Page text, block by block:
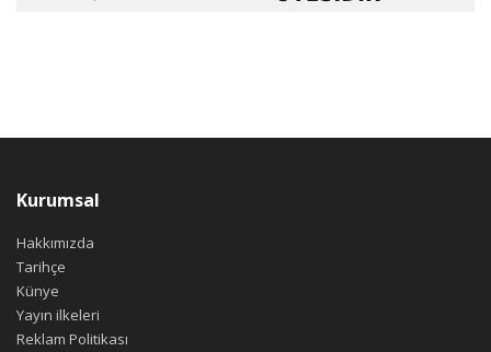
Kurumsal
Hakkımızda
Tarihçe
Künye
Yayın ilkeleri
Reklam Politikası